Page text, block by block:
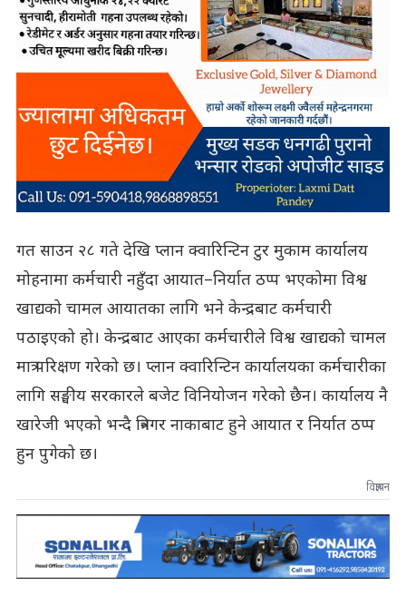
गत साउन २८ गते देखि प्लान क्वारिन्टिन टुर मुकाम कार्यालय
मोहनामा कर्मचारी नहुँदा आयात–निर्यात ठप्प भएकोमा विश्व
खाद्यको चामल आयातका लागि भने केन्द्रबाट कर्मचारी
पठाइएको हो। केन्द्रबाट आएका कर्मचारीले विश्व खाद्यको चामल
मात्र परिक्षण गरेको छ। प्लान क्वारिन्टिन कार्यालयका कर्मचारीका
लागि सङ्घीय सरकारले बजेट विनियोजन गरेको छैन। कार्यालय नै
खारेजी भएको भन्दै त्रिनगर नाकाबाट हुने आयात र निर्यात ठप्प
हुन पुगेको छ।
विज्ञापन